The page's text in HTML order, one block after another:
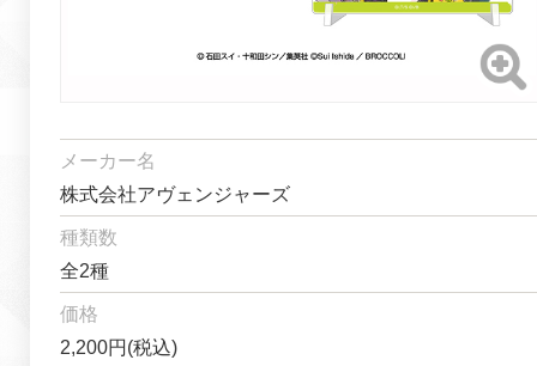
メーカー名
株式会社アヴェンジャーズ
種類数
全2種
価格
2,200円(税込)